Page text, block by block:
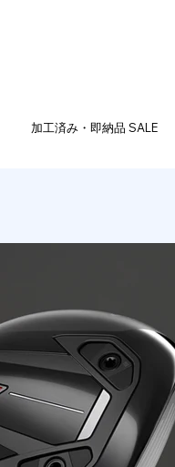
加工済み・即納品 SALE